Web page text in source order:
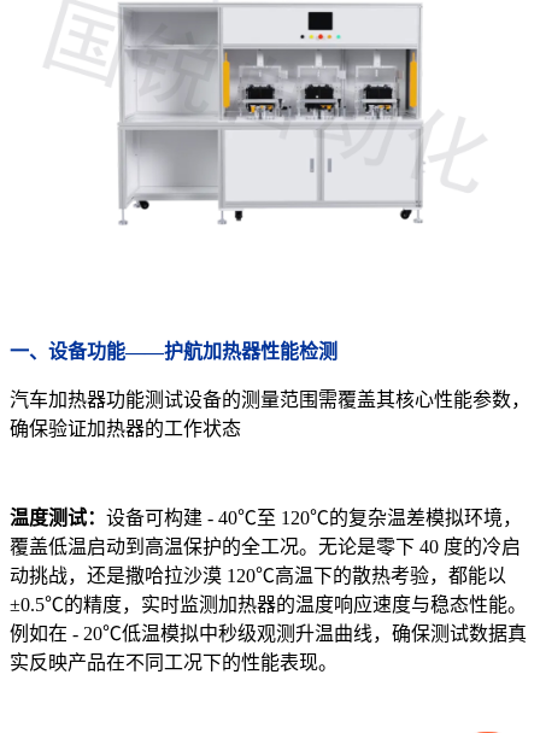
一、设备功能——护航加热器性能检测
汽车加热器功能测试设备的测量范围需覆盖其核心性能参数，
确保验证加热器的工作状态
温度测试： 设备可构建 - 40℃至 120℃的复杂温差模拟环境，
覆盖低温启动到高温保护的全工况。无论是零下 40 度的冷启
动挑战，还是撒哈拉沙漠 120℃高温下的散热考验，都能以
±0.5℃的精度，实时监测加热器的温度响应速度与稳态性能。
例如在 - 20℃低温模拟中秒级观测升温曲线，确保测试数据真
实反映产品在不同工况下的性能表现。